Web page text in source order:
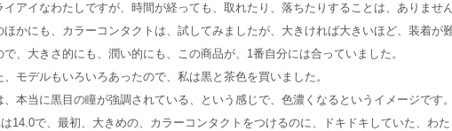
イアイなわたしですが、時間が経っても、取れたり、落ちたりすることは、ありません
ほかにも、カラーコンタクトは、試してみましたが、大きければ大きいほど、装着が
で、大きさ的にも、潤い的にも、この商品が、1番自分には合っていました。
、モデルもいろいろあったので、私は黒と茶色を買いました。
、本当に黒目の瞳が強調されている、という感じで、色濃くなるというイメージです。
14.0で、最初、大きめの、カラーコンタクトをつけるのに、ドキドキしていた、わた